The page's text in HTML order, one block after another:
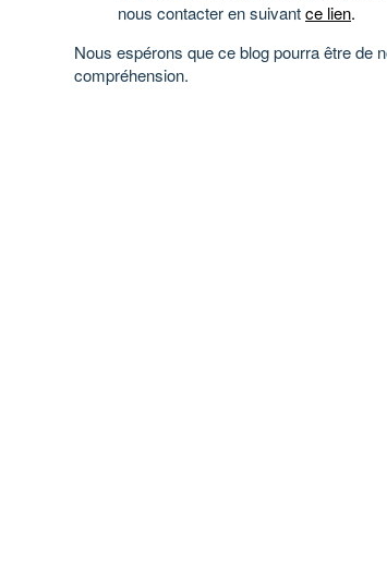
nous contacter en suivantce lien.
Nous espérons que ce blog pourra être de
compréhension.